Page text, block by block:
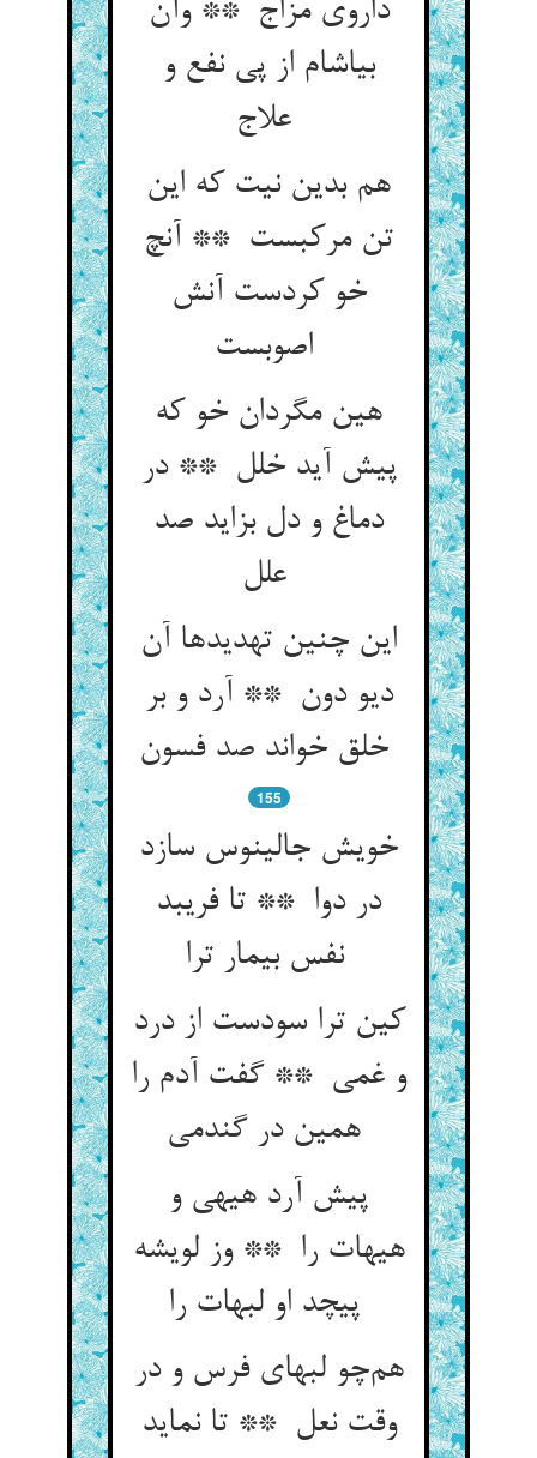
داروی مزاج ** وآن
بیاشام از پی نفع و
هم بدین نیت که این
تن مرکبست ** آنچ
خو کردست آنش
هین مگردان خو که
پیش آید خلل ** در
دماغ و دل بزاید صد
علل
این چنین تهدیدها آن
دیو دون ** آرد و بر
155
خویش جالینوس سازد
در دوا ** تا فریبد
نفس بیمار ترا
کین ترا سودست از درد
و غمی ** گفت آدم را
پیش آرد هیهی و
هیهات را ** وز لویشه
هم‌چو لبهای فرس و در
وقت نعل ** تا نماید